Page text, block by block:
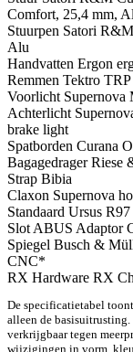
Comfort, 25,4 mm,
Stuurpen Satori
Alu
Handvatten Ergon
Remmen Tektro
Voorlicht Supernova
Achterlicht
brake light
Spatborden Curana
BagagedragerRiese
Strap Bibia
Claxon Supernova
Standaard Ursus
Slot ABUS Adaptor
Spiegel Busch &
CNC*
RX Hardware RX
De specificatietabel
alleen de
verkrijgbaar tegen
wijzigingen in vorm,